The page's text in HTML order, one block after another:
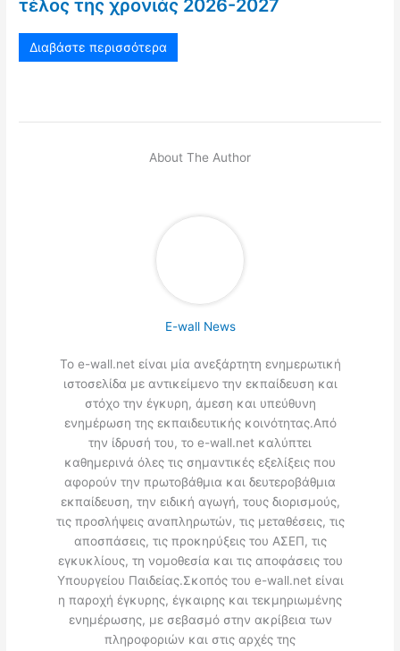
τέλος της χρονιάς 2026-2027
Διαβάστε περισσότερα
About The Author
E-wall News
Το e-wall.net είναι μία ανεξάρτητη ενημερωτική
ιστοσελίδα με αντικείμενο την εκπαίδευση και
στόχο την έγκυρη, άμεση και υπεύθυνη
ενημέρωση της εκπαιδευτικής κοινότητας.Από
την ίδρυσή του, το e-wall.net καλύπτει
καθημερινά όλες τις σημαντικές εξελίξεις που
αφορούν την πρωτοβάθμια και δευτεροβάθμια
εκπαίδευση, την ειδική αγωγή, τους διορισμούς,
τις προσλήψεις αναπληρωτών, τις μεταθέσεις, τις
αποσπάσεις, τις προκηρύξεις του ΑΣΕΠ, τις
εγκυκλίους, τη νομοθεσία και τις αποφάσεις του
Υπουργείου Παιδείας.Σκοπός του e-wall.net είναι
η παροχή έγκυρης, έγκαιρης και τεκμηριωμένης
ενημέρωσης, με σεβασμό στην ακρίβεια των
πληροφοριών και στις αρχές της